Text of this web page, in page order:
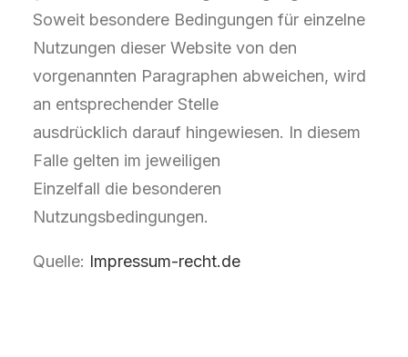
Soweit besondere Bedingungen für einzelne
Nutzungen dieser Website von den
vorgenannten Paragraphen abweichen, wird
an entsprechender Stelle
ausdrücklich darauf hingewiesen. In diesem
Falle gelten im jeweiligen
Einzelfall die besonderen
Nutzungsbedingungen.
Quelle: Impressum-recht.de